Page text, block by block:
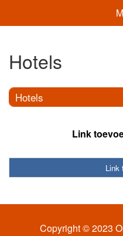
Hotels
Hotels
Link
Link
Copyright © 2023